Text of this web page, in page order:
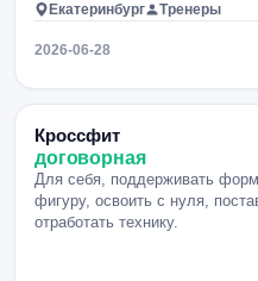
Екатеринбург Тренеры
2026-06-28
Кроссфит
договорная
Для себя, поддерживать
фигуру, освоить с нуля,
отработать технику.